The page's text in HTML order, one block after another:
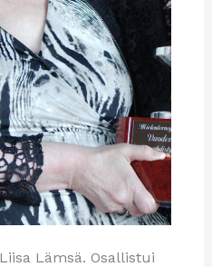
Lämsä. Osallistui